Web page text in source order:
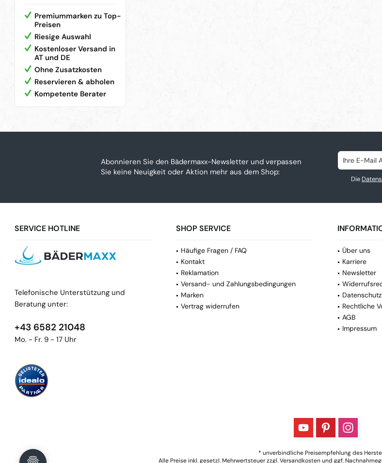
Premiummarken zu Top-
Preisen
Riesige Auswahl
Kostenloser Versand in
AT und DE
Ohne Zusatzkosten
Reservieren & abholen
Kompetente Berater
Abonnieren Sie den Bädermaxx-Newsletter und verpassen
Sie keine Neuigkeit oder Aktion mehr aus dem Shop:
Die
SERVICE HOTLINE
Telefonische Unterstützung und
Beratung unter:
+43 6582 21048
Mo. - Fr. 9 - 17 Uhr
SHOP SERVICE
Häufige Fragen / FAQ
Kontakt
Reklamation
Versand- und Zahlungsbedingungen
Marken
Vertrag widerrufen
Über uns
Karriere
Newsletter
Datenschutz
Rechtliche
AGB
Impressum
* unverbindliche Preisempfehlung des
Alle Preise inkl. gesetzl. Mehrwertsteuer zzgl.Versandkostenund ggf.